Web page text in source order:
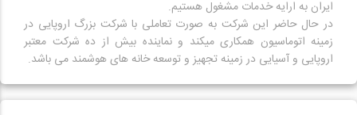
در حال حاضر این شرکت به صورت تعاملی با شرکت بزرگ اروپایی در
زمینه اتوماسیون همکاری میکند و نماینده بیش از ده شرکت معتبر
اروپایی و آسیایی در زمینه تجهیز و توسعه خانه های هوشمند می باشد.